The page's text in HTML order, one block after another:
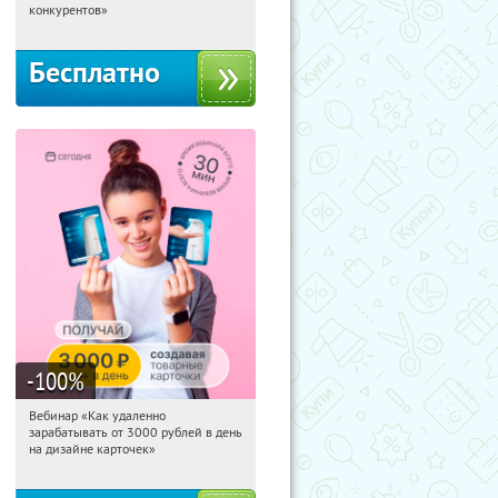
Россия
конкурентов»
Бесплатно
-100%
09:46:15 Получили:
Россия
Вебинар «Как удаленно
зарабатывать от 3000 рублей в день
на дизайне карточек»